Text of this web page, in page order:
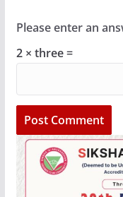
Please enter an
2 × three =